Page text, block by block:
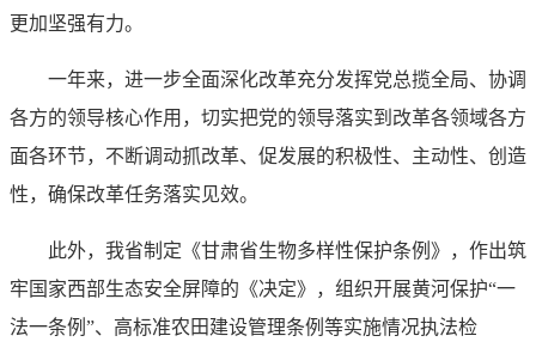
更加坚强有力。
一年来，进一步全面深化改革充分发挥党总揽全局、协调
各方的领导核心作用，切实把党的领导落实到改革各领域各方
面各环节，不断调动抓改革、促发展的积极性、主动性、创造
性，确保改革任务落实见效。
此外，我省制定《甘肃省生物多样性保护条例》，作出筑
牢国家西部生态安全屏障的《决定》，组织开展黄河保护“一
法一条例”、高标准农田建设管理条例等实施情况执法检